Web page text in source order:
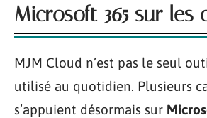
Microsoft 365 sur les
MJM Cloud n’est pas le seul
utilisé au quotidien. Plusieurs
s’appuient désormais sur